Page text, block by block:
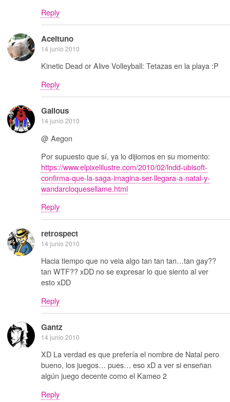
Reply
Aceituno
14 junio 2010
Kinetic Dead or Alive Volleyball: Tetazas en la playa :P
Reply
Galious
14 junio 2010
@ Aegon
Por supuesto que sí, ya lo dijiomos en su momento:
https://www.elpixelilustre.com/2010/02/lndd-ubisoft-
confirma-que-la-saga-imagina-ser-llegara-a-natal-y-
wandarcloquesellame.html
Reply
retrospect
14 junio 2010
Hacia tiempo que no veia algo tan tan tan…tan gay??
tan WTF?? xDD no se expresar lo que siento al ver
esto xDD
Reply
Gantz
14 junio 2010
XD La verdad es que prefería el nombre de Natal pero
bueno, los juegos… pues… eso xD a ver si enseñan
algún juego decente como el Kameo 2
Reply